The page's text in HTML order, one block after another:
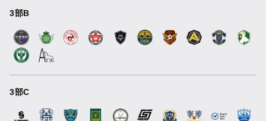
3部B
3部C